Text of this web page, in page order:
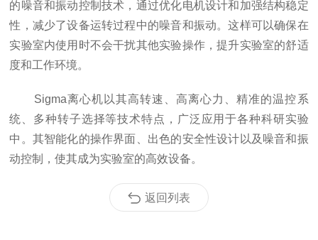
的噪音和振动控制技术，通过优化电机设计和加强结构稳定
性，减少了设备运转过程中的噪音和振动。这样可以确保在
实验室内使用时不会干扰其他实验操作，提升实验室的舒适
度和工作环境。
Sigma离心机以其高转速、高离心力、精准的温控系
统、多种转子选择等技术特点，广泛应用于各种科研实验
中。其智能化的操作界面、出色的安全性设计以及噪音和振
动控制，使其成为实验室的高效设备。
返回列表